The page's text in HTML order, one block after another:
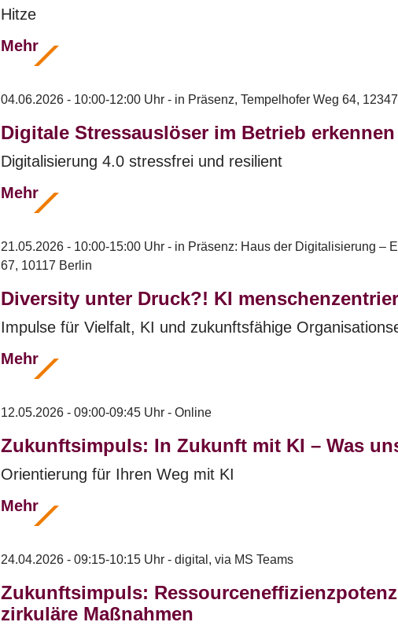
Hitze
Mehr
04.06.2026 - 10:00-12:00 Uhr - in Präsenz, Tempelhofer Weg 64,
Digitale Stressauslöser im Betrieb
Digitalisierung 4.0 stressfrei und resilient
Mehr
21.05.2026 - 10:00-15:00 Uhr - in Präsenz: Haus der Digitalisierung –
67, 10117 Berlin
Diversity unter Druck?! KI
Impulse für Vielfalt, KI und zukunftsfähige
Mehr
12.05.2026 - 09:00-09:45 Uhr - Online
Zukunftsimpuls: In Zukunft mit KI – Was
Orientierung für Ihren Weg mit KI
Mehr
24.04.2026 - 09:15-10:15 Uhr - digital, via MS Teams
Zukunftsimpuls:
zirkuläre Maßnahmen